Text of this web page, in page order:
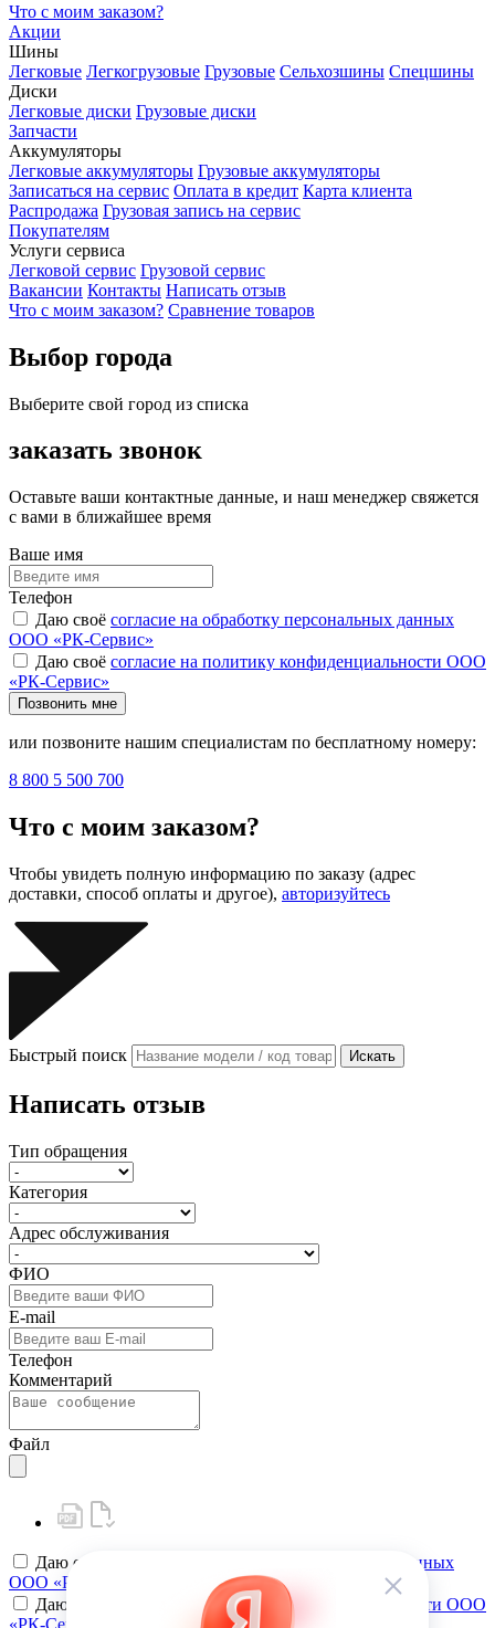
Что с моим заказом?
Акции
Шины
Легковые Легкогрузовые Грузовые Сельхозшины Спецшины
Диски
Легковые диски Грузовые диски
Запчасти
Аккумуляторы
Легковые аккумуляторы Грузовые аккумуляторы
Записаться на сервис Оплата в кредит Карта клиента
Распродажа Грузовая запись на сервис
Покупателям
Услуги сервиса
Легковой сервис Грузовой сервис
Вакансии Контакты Написать отзыв
Что с моим заказом? Сравнение товаров
Выбор города
Выберите свой город из списка
заказать звонок
Оставьте ваши контактные данные, и наш менеджер свяжется
с вами в ближайшее время
Ваше имя
Телефон
Даю своё согласие на обработку персональных данных
ООО «РК-Сервис»
Даю своё согласие на политику конфиденциальности ООО
«РК-Сервис»
Позвонить мне
или позвоните нашим специалистам по бесплатному номеру:
8 800 5 500 700
Что с моим заказом?
Чтобы увидеть полную информацию по заказу (адрес
доставки, способ оплаты и другое), авторизуйтесь
Быстрый поиск Искать
Написать отзыв
Тип обращения
Категория
Адрес обслуживания
ФИО
E-mail
Телефон
Комментарий
Файл
Даю своё
согласие на обработку персональных данных
ООО «РК-Сервис»
Даю своё
согласие на политику конфиденциальности ООО
«РК-Сервис»